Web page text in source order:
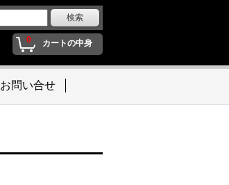
0 カートの中身
お問い合せ